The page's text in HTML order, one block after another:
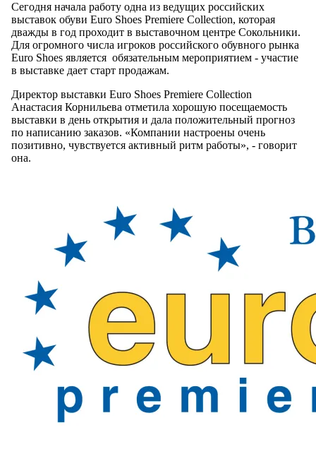
Сегодня начала работу одна из ведущих российских
выставок обуви Euro Shoes Premiere Collection, которая
дважды в год проходит в выставочном центре Сокольники.
Для огромного числа игроков российского обувного рынка
Euro Shoes является обязательным мероприятием - участие
в выставке дает старт продажам.
Директор выставки Euro Shoes Premiere Collection
Анастасия Корнильева отметила хорошую посещаемость
выставки в день открытия и дала положительный прогноз
по написанию заказов. «Компании настроены очень
позитивно, чувствуется активный ритм работы», - говорит
она.